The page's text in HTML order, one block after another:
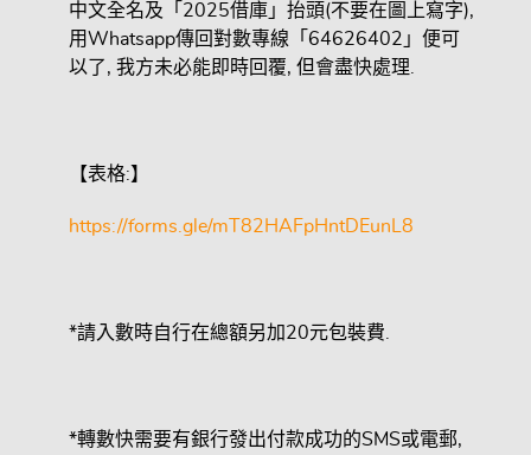
中文全名及「2025借庫」抬頭(不要在圖上寫字),
用Whatsapp傳回對數專線「64626402」便可
以了, 我方未必能即時回覆, 但會盡快處理.
【表格:】
https://forms.gle/mT82HAFpHntDEunL8
*請入數時自行在總額另加20元包裝費.
*轉數快需要有銀行發出付款成功的SMS或電郵,